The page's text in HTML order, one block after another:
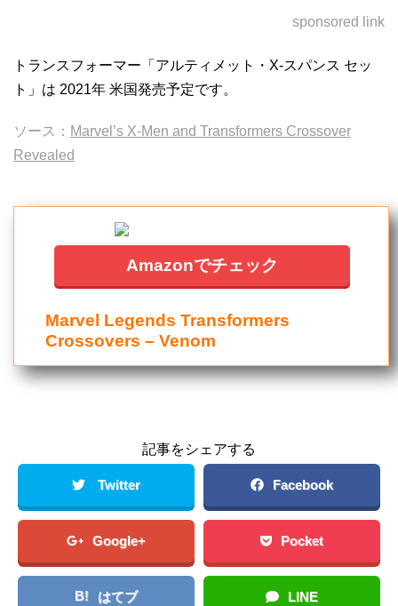
sponsored link
トランスフォーマー「アルティメット・X-スパンス セッ
ト」は 2021年 米国発売予定です。
ソース： Marvel’s X-Men and Transformers Crossover
Revealed
Amazonでチェック
Marvel Legends Transformers
Crossovers – Venom
記事をシェアする
Twitter Facebook
Google+ Pocket
B! はてブ LINE